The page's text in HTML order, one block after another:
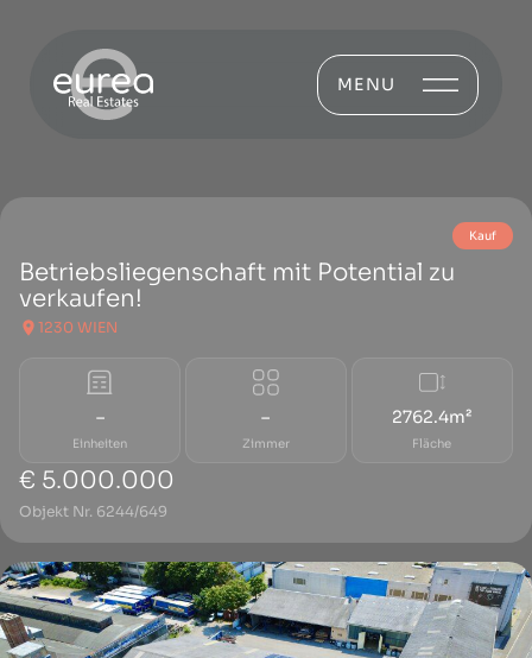
MENU
Kauf
Betriebsliegenschaft mit Potential zu
verkaufen!
1230 WIEN
–
Einheiten
–
Zimmer
2762.4m²
Fläche
€ 5.000.000
Objekt Nr. 6244/649